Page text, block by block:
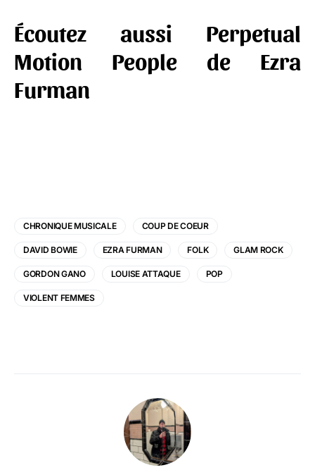
Écoutez aussi Perpetual
Motion People de Ezra
Furman
CHRONIQUE MUSICALE COUP DE COEUR
DAVID BOWIE EZRA FURMAN FOLK GLAM ROCK
GORDON GANO LOUISE ATTAQUE POP
VIOLENT FEMMES